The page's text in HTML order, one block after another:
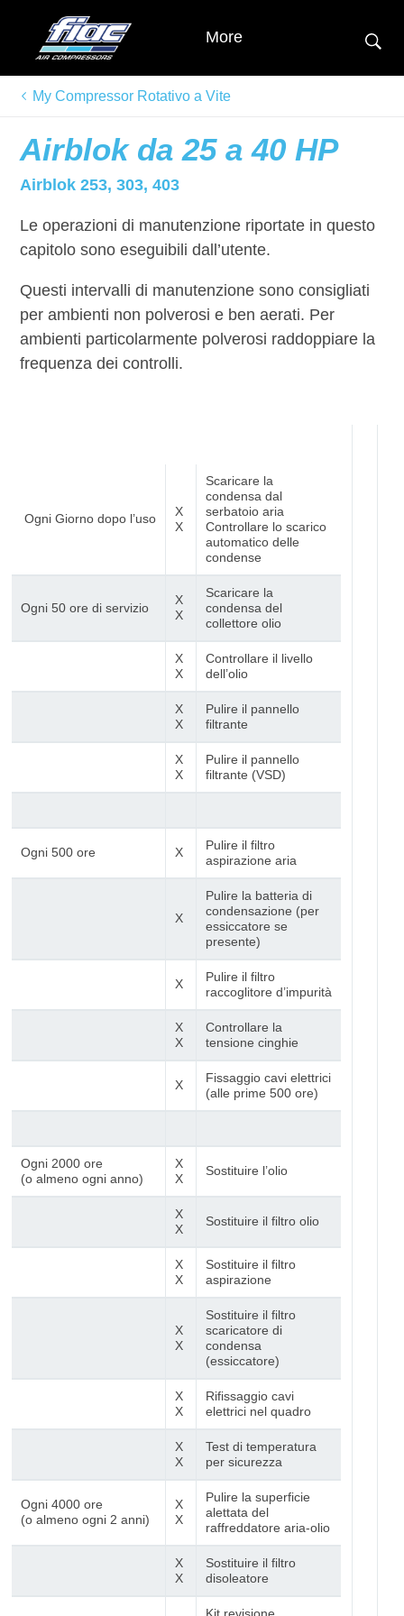
More
My Compressor Rotativo a Vite
Airblok da 25 a 40 HP
Airblok 253, 303, 403
Le operazioni di manutenzione riportate in questo
capitolo sono eseguibili dall’utente.
Questi intervalli di manutenzione sono consigliati
per ambienti non polverosi e ben aerati. Per
ambienti particolarmente polverosi raddoppiare la
frequenza dei controlli.
Ogni Giorno dopo l’uso
X
X
Scaricare la
condensa dal
serbatoio aria
Controllare lo scarico
automatico delle
condense
Ogni 50 ore di servizio
X
X
Scaricare la
condensa del
collettore olio
X
X
Controllare il livello
dell’olio
X
X
Pulire il pannello
filtrante
X
X
Pulire il pannello
filtrante (VSD)
Ogni 500 ore X
Pulire il filtro
aspirazione aria
X
Pulire la batteria di
condensazione (per
essiccatore se
presente)
X
Pulire il filtro
raccoglitore d’impurità
X
X
Controllare la
tensione cinghie
X
Fissaggio cavi elettrici
(alle prime 500 ore)
Ogni 2000 ore
(o almeno ogni anno)
X
X
Sostituire l’olio
X
X
Sostituire il filtro olio
X
X
Sostituire il filtro
aspirazione
X
X
Sostituire il filtro
scaricatore di
condensa
(essiccatore)
X
X
Rifissaggio cavi
elettrici nel quadro
X
X
Test di temperatura
per sicurezza
Ogni 4000 ore
(o almeno ogni 2 anni)
X
X
Pulire la superficie
alettata del
raffreddatore aria-olio
X
X
Sostituire il filtro
disoleatore